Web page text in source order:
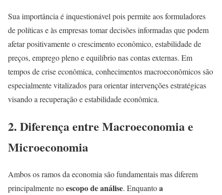
Sua importância é inquestionável pois permite aos formuladores
de políticas e às empresas tomar decisões informadas que podem
afetar positivamente o crescimento econômico, estabilidade de
preços, emprego pleno e equilíbrio nas contas externas. Em
tempos de crise econômica, conhecimentos macroeconômicos são
especialmente vitalizados para orientar intervenções estratégicas
visando a recuperação e estabilidade econômica.
2. Diferença entre Macroeconomia e
Microeconomia
Ambos os ramos da economia são fundamentais mas diferem
principalmente noescopo de análise. Enquantoa